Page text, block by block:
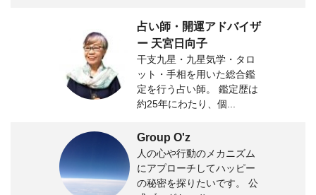
占い師・開運アドバイザ
ー 天宮日向子
干支九星・九星気学・タロ
ット・手相を用いた総合鑑
定を行う占い師。 鑑定歴は
約25年にわたり、個...
Group O'z
人の心や行動のメカニズム
にアプローチしてハッピー
の秘密を探りたいです。 公